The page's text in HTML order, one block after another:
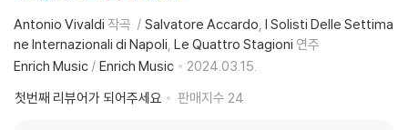
Antonio Vivaldi 작곡 Salvatore Accardo I Solisti Delle Settima
ne Internazionali di Napoli Le Quattro Stagioni 연주
Enrich Music / Enrich Music
2024.03.15.
첫번째 리뷰어가 되어주세요
판매지수 24